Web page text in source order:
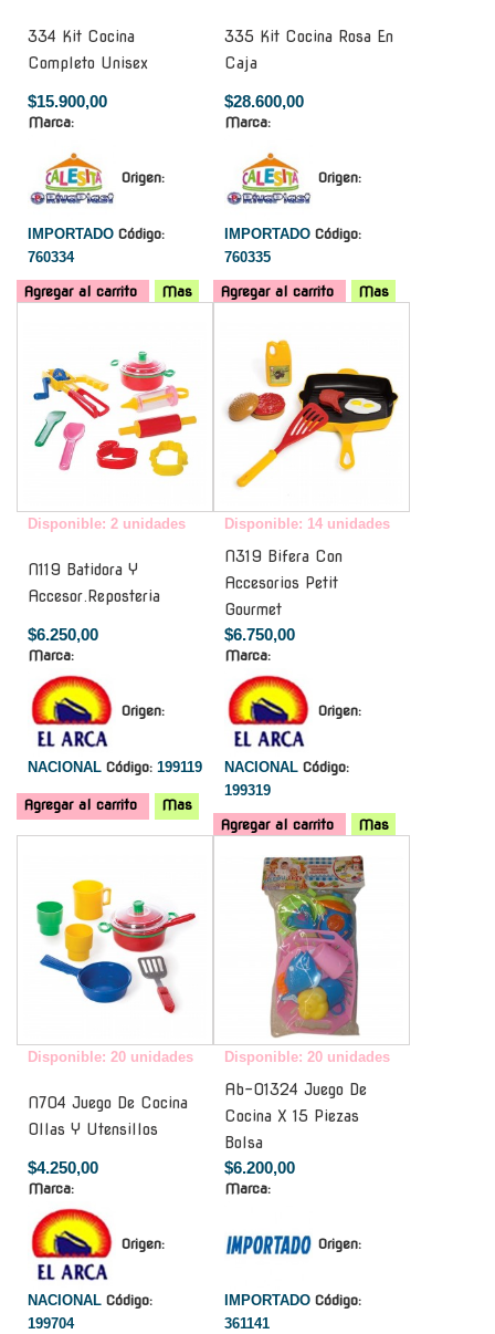
334 Kit Cocina
Completo Unisex
$15.900,00
Marca:
Origen:
IMPORTADO Código:
760334
Agregar al carrito Mas
335 Kit Cocina Rosa En
Caja
$28.600,00
Marca:
Origen:
IMPORTADO Código:
760335
Agregar al carrito
Mas
Disponible: 2 unidades
N119 Batidora Y
Accesor.Reposteria
$6.250,00
Marca:
Origen:
NACIONAL Código: 199119
Agregar al carrito Mas
Disponible: 14 unidades
N319 Bifera Con
Accesorios Petit
Gourmet
$6.750,00
Marca:
Origen:
NACIONAL Código:
199319
Agregar al carrito
Mas
Disponible: 20 unidades
N704 Juego De Cocina
Ollas Y Utensillos
$4.250,00
Marca:
Origen:
NACIONAL Código:
199704
Disponible: 20 unidades
Ab-01324 Juego De
Cocina X 15 Piezas
Bolsa
$6.200,00
Marca:
Origen:
IMPORTADO Código:
361141